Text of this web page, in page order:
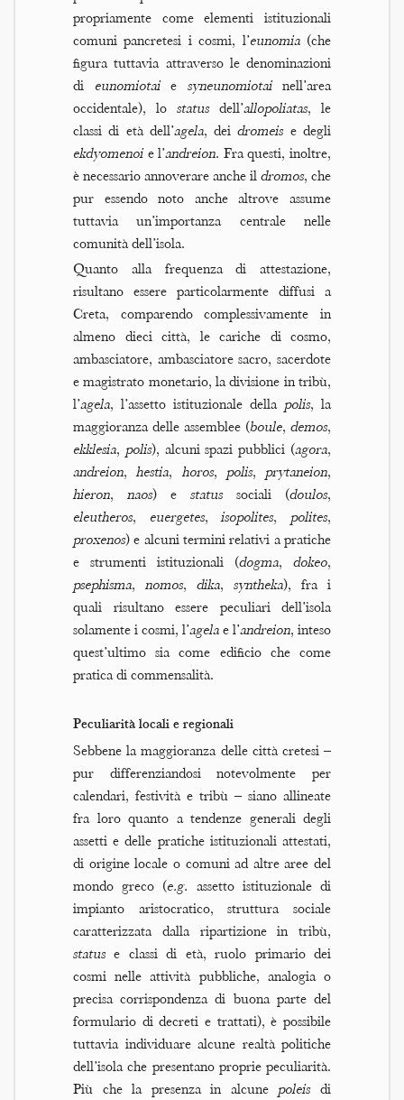
propriamente come elementi istituzionali
comuni pancretesi i cosmi, l’eunomia(che
figura tuttavia attraverso le denominazioni
di eunomiotaie syneunomiotainell’area
occidentale), lo statusdell’allopoliatas, le
classi di età dell’agela, deidromeise degli
ekdyomenoi e l’andreion. Fra questi, inoltre,
è necessario annoverare anche il dromos, che
pur essendo noto anche altrove assume
tuttavia un’importanza centrale nelle
comunità dell’isola.
Quanto alla frequenza di attestazione,
risultano essere particolarmente diffusi a
Creta, comparendo complessivamente in
almeno dieci città, le cariche di cosmo,
ambasciatore, ambasciatore sacro, sacerdote
e magistrato monetario, la divisione in tribù,
l’agela, l’assetto istituzionale della polis, la
maggioranza delle assemblee (boule, demos,
ekklesia, polis), alcuni spazi pubblici (agora,
andreion,hestia,horos, polis, prytaneion,
hieron, naos) e statussociali (doulos,
eleutheros, euergetes,isopolites, polites,
proxenos) e alcuni termini relativi a pratiche
e strumenti istituzionali (dogma, dokeo,
psephisma, nomos, dika, syntheka), fra i
quali risultano essere peculiari dell’isola
solamente i cosmi, l’agela e l’andreion, inteso
quest’ultimo sia come edificio che come
pratica di commensalità.
Peculiarità locali e regionali
Sebbene la maggioranza delle città cretesi –
pur differenziandosi notevolmente per
calendari, festività e tribù – siano allineate
fra loro quanto a tendenze generali degli
assetti e delle pratiche istituzionali attestati,
di origine locale o comuni ad altre aree del
mondo greco (e.g. assetto istituzionale di
impianto aristocratico, struttura sociale
caratterizzata dalla ripartizione in tribù,
statuse classi di età, ruolo primario dei
cosmi nelle attività pubbliche, analogia o
precisa corrispondenza di buona parte del
formulario di decreti e trattati), è possibile
tuttavia individuare alcune realtà politiche
dell’isola che presentano proprie peculiarità.
Più che la presenza in alcune poleisdi